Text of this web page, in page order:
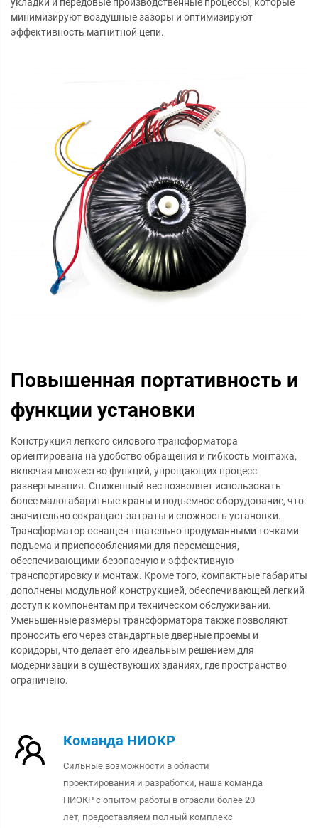
укладки и передовые производственные процессы, которые
минимизируют воздушные зазоры и оптимизируют
эффективность магнитной цепи.
Повышенная портативность и
функции установки
Конструкция легкого силового трансформатора
ориентирована на удобство обращения и гибкость монтажа,
включая множество функций, упрощающих процесс
развертывания. Сниженный вес позволяет использовать
более малогабаритные краны и подъемное оборудование, что
значительно сокращает затраты и сложность установки.
Трансформатор оснащен тщательно продуманными точками
подъема и приспособлениями для перемещения,
обеспечивающими безопасную и эффективную
транспортировку и монтаж. Кроме того, компактные габариты
дополнены модульной конструкцией, обеспечивающей легкий
доступ к компонентам при техническом обслуживании.
Уменьшенные размеры трансформатора также позволяют
проносить его через стандартные дверные проемы и
коридоры, что делает его идеальным решением для
модернизации в существующих зданиях, где пространство
ограничено.
Команда НИОКР
Сильные возможности в области
проектирования и разработки, наша команда
НИОКР с опытом работы в отрасли более 20
лет, предоставляем полный комплекс